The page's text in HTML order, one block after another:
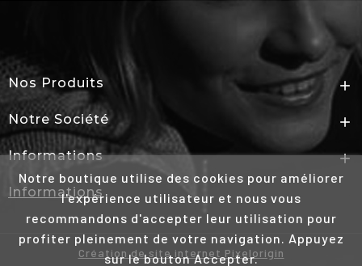
Notre boutique utilise des cookies pour améliorer
l'expérience utilisateur et nous vous
recommandons d'accepter leur utilisation pour
profiter pleinement de votre navigation. Appuyez
sur le bouton Accepter.
Nos Produits 
Notre Société 
Informations 
Informations
Création de site internet Pixelorigin